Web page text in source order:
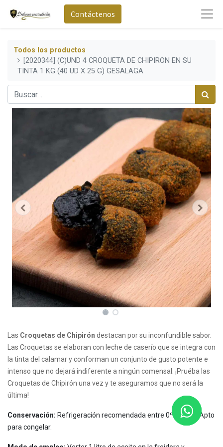
Contáctenos
Todos los productos
[2020344] (C)UND 4 CROQUETA DE CHIPIRON EN SU
TINTA 1 KG (40 UD X 25 G) GESALAGA
Las Croquetas de Chipirón destacan por su inconfundible sabor.
Las Croquetas se elaboran con leche de caserío que se integra con
la tinta del calamar y conforman un conjunto de gusto potente e
intenso que no dejará indiferente a ningún comensal. ¡Pruéba las
Croquetas de Chipirón una vez y te aseguramos que no será la
última!
Conservación: Refrigeración recomendada entre 0ºC y 4ºC. Apto
para congelar.